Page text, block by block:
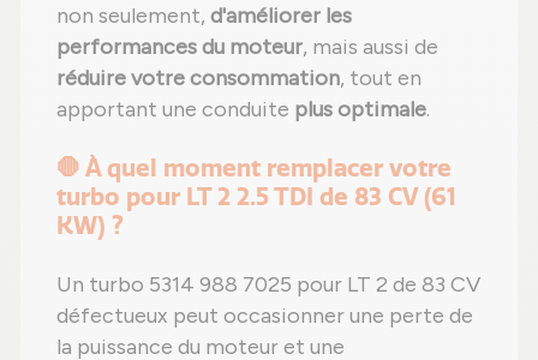
non seulement, d'améliorer les
performances du moteur, mais aussi de
réduire votre consommation, tout en
apportant une conduite plus optimale.
🛑 À quel moment remplacer votre
turbo pour LT 2 2.5 TDI de 83 CV (61
KW) ?
Un turbo 5314 988 7025 pour LT 2 de 83 CV
défectueux peut occasionner une perte de
la puissance du moteur et une